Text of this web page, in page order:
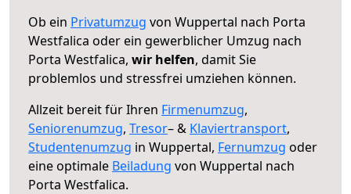
Ob ein Privatumzug von Wuppertal nach Porta
Westfalica oder ein gewerblicher Umzug nach
Porta Westfalica, wir helfen, damit Sie
problemlos und stressfrei umziehen können.
Allzeit bereit für Ihren Firmenumzug,
Seniorenumzug, Tresor– & Klaviertransport,
Studentenumzug in Wuppertal, Fernumzug oder
eine optimale Beiladung von Wuppertal nach
Porta Westfalica.